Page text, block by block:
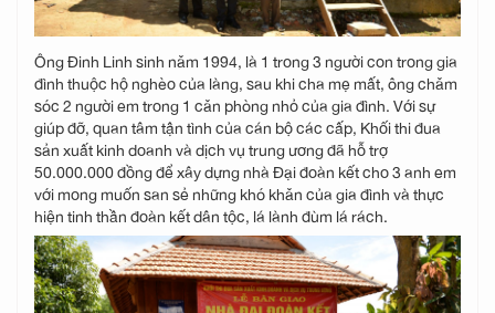
Ông Đinh Linh sinh năm 1994, là 1 trong 3 người con trong gia
đình thuộc hộ nghèo của làng, sau khi cha mẹ mất, ông chăm
sóc 2 người em trong 1 căn phòng nhỏ của gia đình. Với sự
giúp đỡ, quan tâm tận tình của cán bộ các cấp, Khối thi đua
sản xuất kinh doanh và dịch vụ trung ương đã hỗ trợ
50.000.000 đồng để xây dựng nhà Đại đoàn kết cho 3 anh em
với mong muốn san sẻ những khó khăn của gia đình và thực
hiện tinh thần đoàn kết dân tộc, lá lành đùm lá rách.